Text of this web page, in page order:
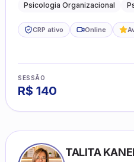
Psicologia Organizacional
CRP ativo Online
SESSÃO
R$ 140
TALITA